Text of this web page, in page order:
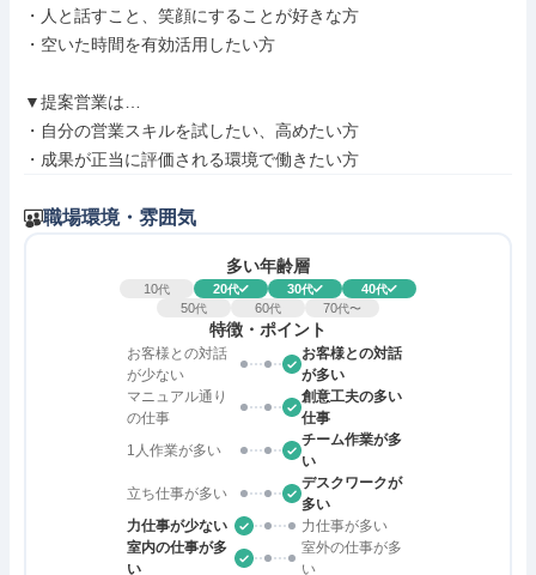
・人と話すこと、笑顔にすることが好きな方
・空いた時間を有効活用したい方
▼提案営業は…
・自分の営業スキルを試したい、高めたい方
・成果が正当に評価される環境で働きたい方
職場環境・雰囲気
多い年齢層
10代 20代 30代 40代
50代 60代 70代〜
特徴・ポイント
お客様との対話
が少ない
お客様との対話
が多い
マニュアル通り
の仕事
創意工夫の多い
仕事
1人作業が多い
チーム作業が多
い
立ち仕事が多い
デスクワークが
多い
力仕事が少ない
力仕事が多い
室内の仕事が多
い
室外の仕事が多
い